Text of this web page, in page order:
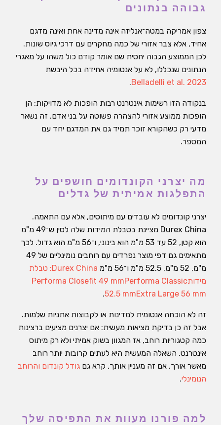
גבוהה בנתונים
צפון אמריקה במטה־אנליזה אינה מדינה אחת ואינה מדגם
אחיד, אלא צבר אזורי של כמה מחקרים עם דרכי גיוס שונות.
לכן הממוצע הגבוה יחסית שם אומר קודם כול משהו על מאגרי
הנתונים שנכללו, לא על אנטומיה אחידה בכל היבשת
Belladelli et al. 2023
.
בנקודה הזו רשימות אינטרנט רבות הופכות לא מדויקות: הן
הופכות ממוצע אזורי להצהרה פשוטה על בני אדם. זה נשאר
מדעי רק כשהקורא זוכר תמיד גם את המדגם יחד עם
המספר.
מה יצרני הקונדומים חושפים על
התפלגות אמיתית של גדלים
יצרני קונדומים לא עובדים עם מיתוסים, אלא עם התאמה.
Durex China מציינת בטבלת המידות שלה לסין ש־49 מ"מ
הוא קטן, 52 עד 53 מ"מ הוא בינוני, ו־56 מ"מ הוא גדול. לכך
מתאימים גם דפי מוצר נפרדים עם רוחבים נומינליים של 49
מ"מ, 52 מ"מ, 52.5 מ"מ ו־56 מ"מ
Durex China: טבלת
מידות
Performa Closefit 49 mmPerforma Classic
52.5 mmExtra Large 56 mm
.
זה לא הוכחה אנטומית למדינות או לקבוצות אתניות שלמות.
אבל זה כן בדיקת מציאות מעשית: אם יצרנים מציעים ברצינות
כמה קטגוריות רוחב, אז המגוון בשוק אמיתי ולא רק מיתוס
אינטרנט. השאלה המעשית היא לעתים קרובות יותר רוחב
מאשר אורך. אם זה מעניין אותך, קרא גם גודל קונדום והרוחב
הנומינלי.
למה פורנו מעוות את התפיסה שלך